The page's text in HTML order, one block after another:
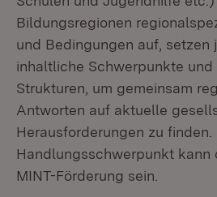
Bildungsregionen
und Bedingungen auf, setzen
inhaltliche Schwerpunkte
Strukturen, um gemeinsam
Antworten auf aktuelle
Herausforderungen zu
Handlungsschwerpunkt kann
MINT-Förderung sein.